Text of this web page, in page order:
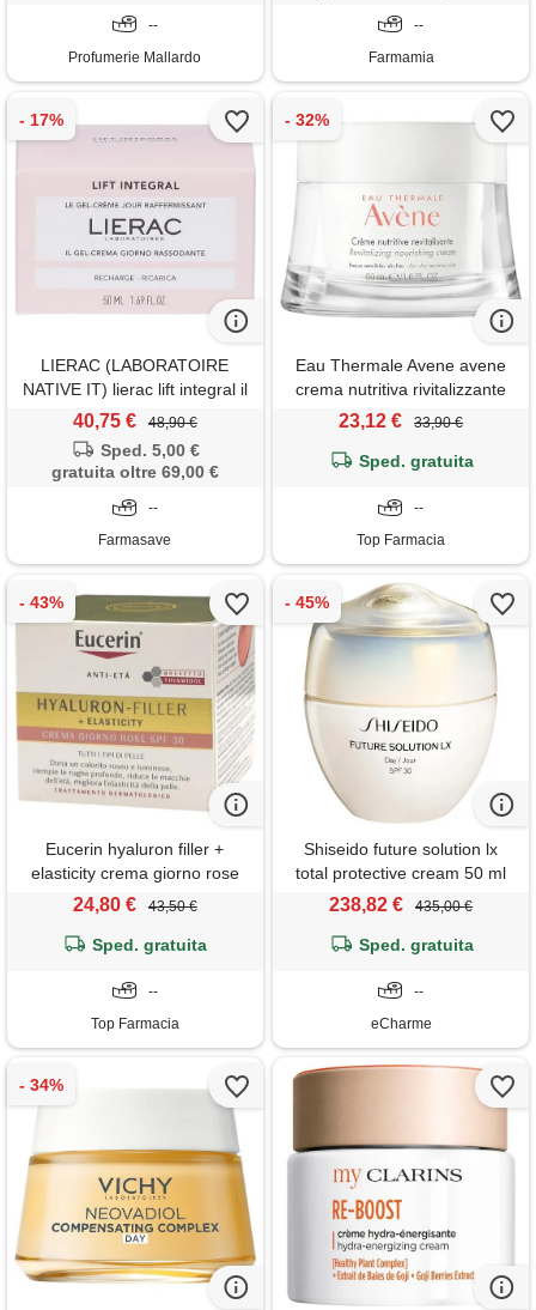
--
Profumerie Mallardo
--
Farmamia
LIERAC (LABORATOIRE
NATIVE IT) lierac lift integral il
gel crema giorno rassodante
formato ricarica
40,75 € 48,90 €
Sped. 5,00 €
gratuita oltre 69,00 €
--
Farmasave
Eau Thermale Avene avene
crema nutritiva rivitalizzante
con estratto di frutti rossi e oli
23,12 € 33,90 €
Sped. gratuita
--
Top Farmacia
Eucerin hyaluron filler +
elasticity crema giorno rose
spf30 50ml
24,80 € 43,50 €
Sped. gratuita
--
Top Farmacia
Shiseido future solution lx
total protective cream 50 ml
idratante rivitalizzante spf 30
238,82 € 435,00 €
Sped. gratuita
--
eCharme